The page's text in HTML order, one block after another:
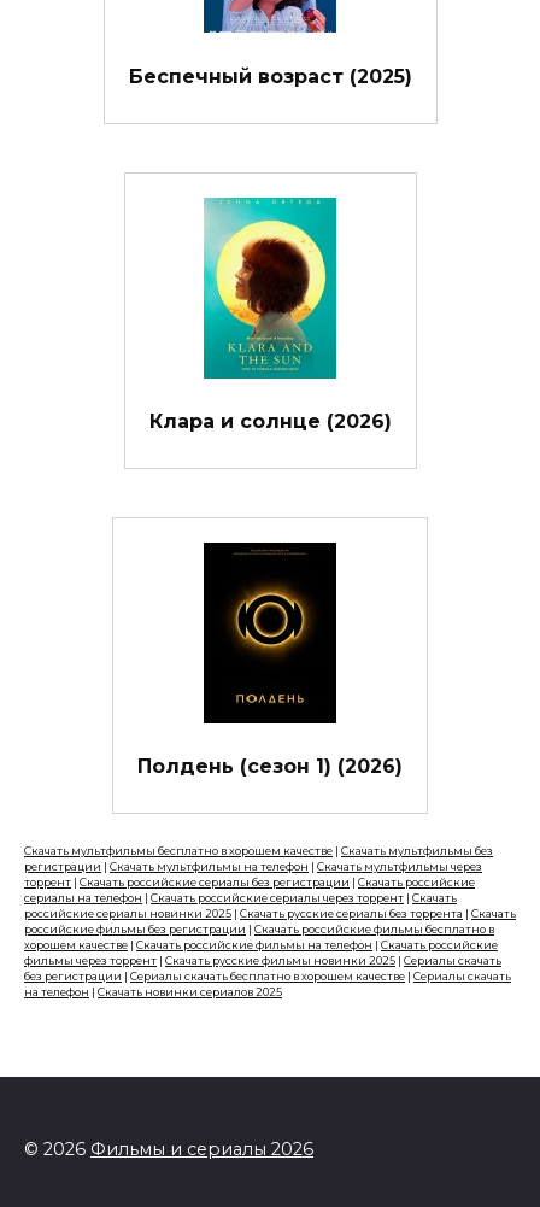
Беспечный возраст (2025)
Клара и солнце (2026)
Полдень (сезон 1) (2026)
Скачать мультфильмы бесплатно в хорошем качестве
Скачать мультфильмы без
регистрации
Скачать мультфильмы на телефон
Скачать мультфильмы через
торрент
Скачать российские сериалы без регистрации
Скачать российские
сериалы на телефон
Скачать российские сериалы через торрент
Скачать
российские сериалы новинки 2025
Скачать русские сериалы без торрента
Скачать
российские фильмы без регистрации
Скачать российские фильмы бесплатно в
хорошем качестве
Скачать российские фильмы на телефон
Скачать российские
фильмы через торрент
Скачать русские фильмы новинки 2025
Сериалы скачать
без регистрации
Сериалы скачать бесплатно в хорошем качестве
Сериалы скачать
на телефон
Скачать новинки сериалов 2025
© 2026 Фильмы и сериалы 2026